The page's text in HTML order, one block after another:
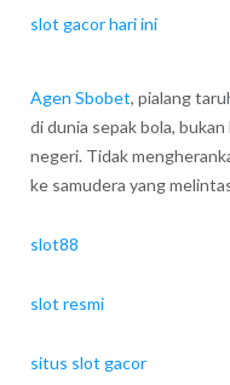
slot gacor hari ini
Agen Sbobet, pialang
di dunia sepak bola,
negeri. Tidak
ke samudera yang
slot88
slot resmi
situs slot gacor